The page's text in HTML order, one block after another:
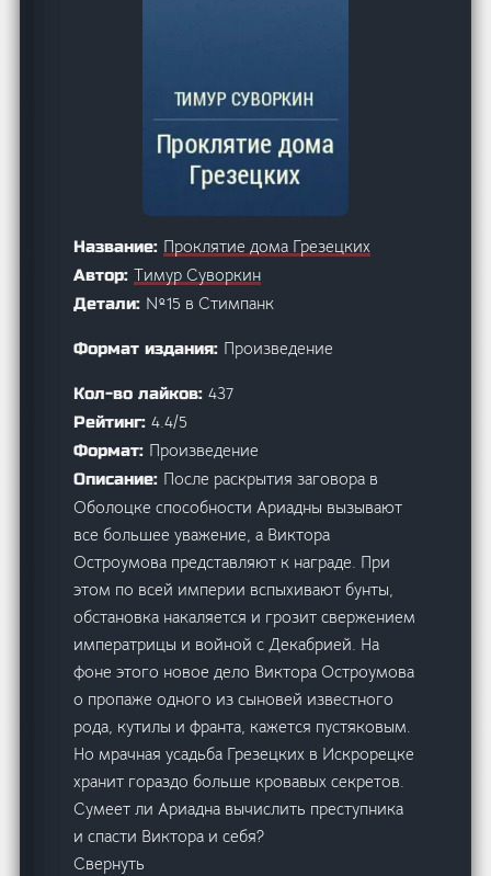
Название: Проклятие дома Грезецких
Автор:Тимур Суворкин
Детали: №15 в Стимпанк
Формат издания: Произведение
Кол-во лайков:437
Рейтинг:4.4/5
Формат: Произведение
Описание: После раскрытия заговора в
Оболоцке способности Ариадны вызывают
все большее уважение, а Виктора
Остроумова представляют к награде. При
этом по всей империи вспыхивают бунты,
обстановка накаляется и грозит свержением
императрицы и войной с Декабрией. На
фоне этого новое дело Виктора Остроумова
о пропаже одного из сыновей известного
рода, кутилы и франта, кажется пустяковым.
Но мрачная усадьба Грезецких в Искрорецке
хранит гораздо больше кровавых секретов.
Сумеет ли Ариадна вычислить преступника
и спасти Виктора и себя?
Свернуть